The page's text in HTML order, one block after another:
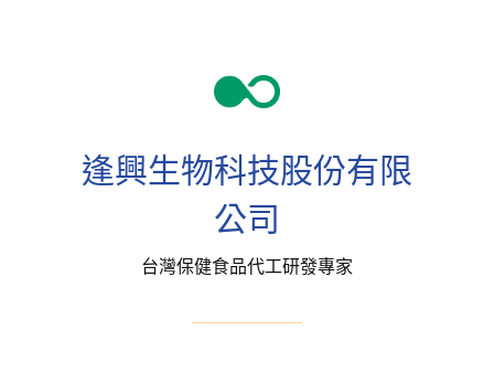
逢興生物科技股份有限
公司
台灣保健食品代工研發專家